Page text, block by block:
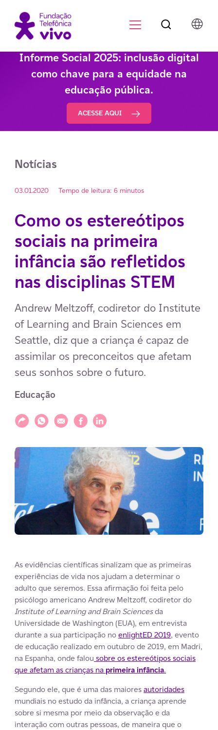
Informe Social 2025: inclusão digital
como chave para a equidade na
educação pública.
ACESSE AQUI
Notícias
03.01.2020 Tempo de leitura: 6 minutos
Como os estereótipos
sociais na primeira
infância são refletidos
nas disciplinas STEM
Andrew Meltzoff, codiretor do Institute
of Learning and Brain Sciences em
Seattle, diz que a criança é capaz de
assimilar os preconceitos que afetam
seus sonhos sobre o futuro.
Educação
Compartilhar
Compartilhar via WhatsApp
Compartilhar via E-mail
Compartilhar via Facebook
Compartilhar via LinkedIn
As evidências científicas sinalizam que as primeiras
experiências de vida nos ajudam a determinar o
adulto que seremos. Essa afirmação foi feita pelo
psicólogo americano Andrew Meltzoff, codiretor do
Institute of Learning and Brain Sciencesda
Universidade de Washington (EUA), em entrevista
durante a sua participação noenlightED 2019, evento
de educação realizado em outubro de 2019, em Madri,
na Espanha, onde falou sobre os estereótipos sociais
que afetam as crianças na primeira infância.
Segundo ele, que é uma das maioresautoridades
mundiais no estudo da infância, a criança aprende
sobre si mesma por meio da observação e da
interação com outras pessoas, de maneira que o
Botão de